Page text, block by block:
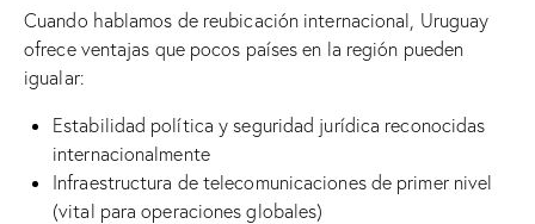
Cuando hablamos de reubicación internacional, Uruguay
ofrece ventajas que pocos países en la región pueden
igualar:
Estabilidad política y seguridad jurídica reconocidas
internacionalmente
Infraestructura de telecomunicaciones de primer nivel
(vital para operaciones globales)